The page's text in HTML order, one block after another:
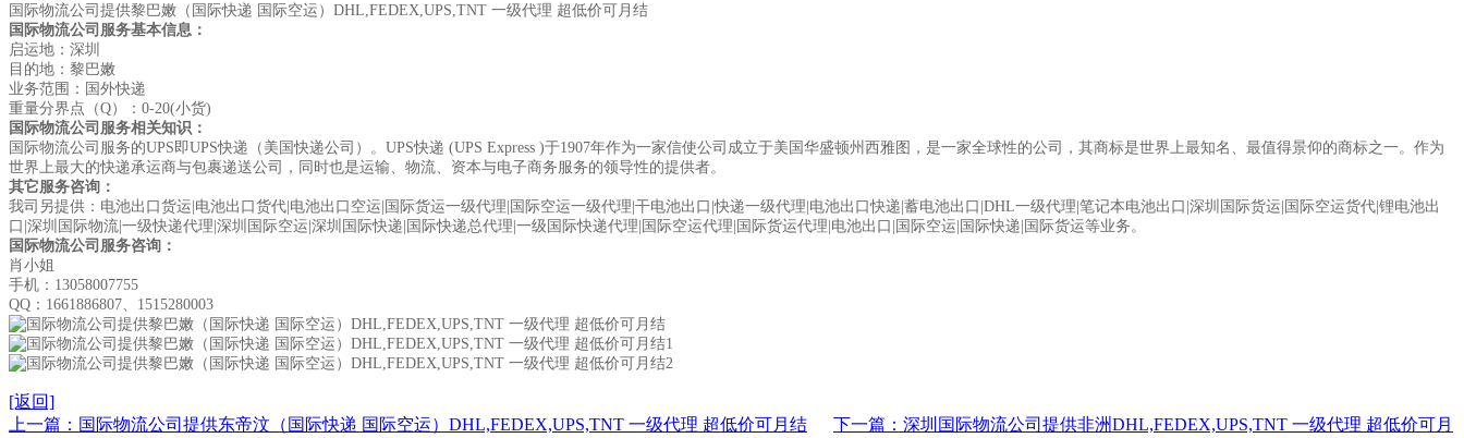
国际物流公司提供黎巴嫩（国际快递 国际空运）DHL,FEDEX,UPS,TNT 一级代理 超低价可月结
国际物流公司服务基本信息：
启运地：深圳
目的地：黎巴嫩
业务范围：国外快递
重量分界点（Q）：0-20(小货)
国际物流公司服务相关知识：
国际物流公司服务的UPS即UPS快递（美国快递公司）。UPS快递 (UPS Express )于1907年作为一家信使公司成立于美国华盛顿州西雅图，是一家全球性的公司，其商标是世界上最知名、最值得景仰的商标之一。作为
世界上最大的快递承运商与包裹递送公司，同时也是运输、物流、资本与电子商务服务的领导性的提供者。
其它服务咨询：
我司另提供：电池出口货运|电池出口货代|电池出口空运|国际货运一级代理|国际空运一级代理|干电池出口|快递一级代理|电池出口快递|蓄电池出口|DHL一级代理|笔记本电池出口|深圳国际货运|国际空运货代|锂电池出
口|深圳国际物流|一级快递代理|深圳国际空运|深圳国际快递|国际快递总代理|一级国际快递代理|国际空运代理|国际货运代理|电池出口|国际空运|国际快递|国际货运等业务。
国际物流公司 服务咨询：
肖小姐
手机：13058007755
QQ：1661886807、1515280003
[返回]
上一篇：国际物流公司提供东帝汶（国际快递 国际空运）DHL,FEDEX,UPS,TNT 一级代理 超低价可月结
下一篇：深圳国际物流公司提供非洲DHL,FEDEX,UPS,TNT 一级代理 超低价可月